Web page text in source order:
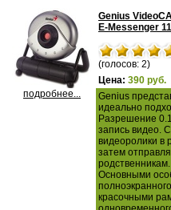
подробнее...
Genius
E-Messenger
(голосов: 2)
Цена: 390 руб.
Genius
идеально
Разрешение
запись видео.
видеоролики в
затем
родственникам.
Основными
красочными